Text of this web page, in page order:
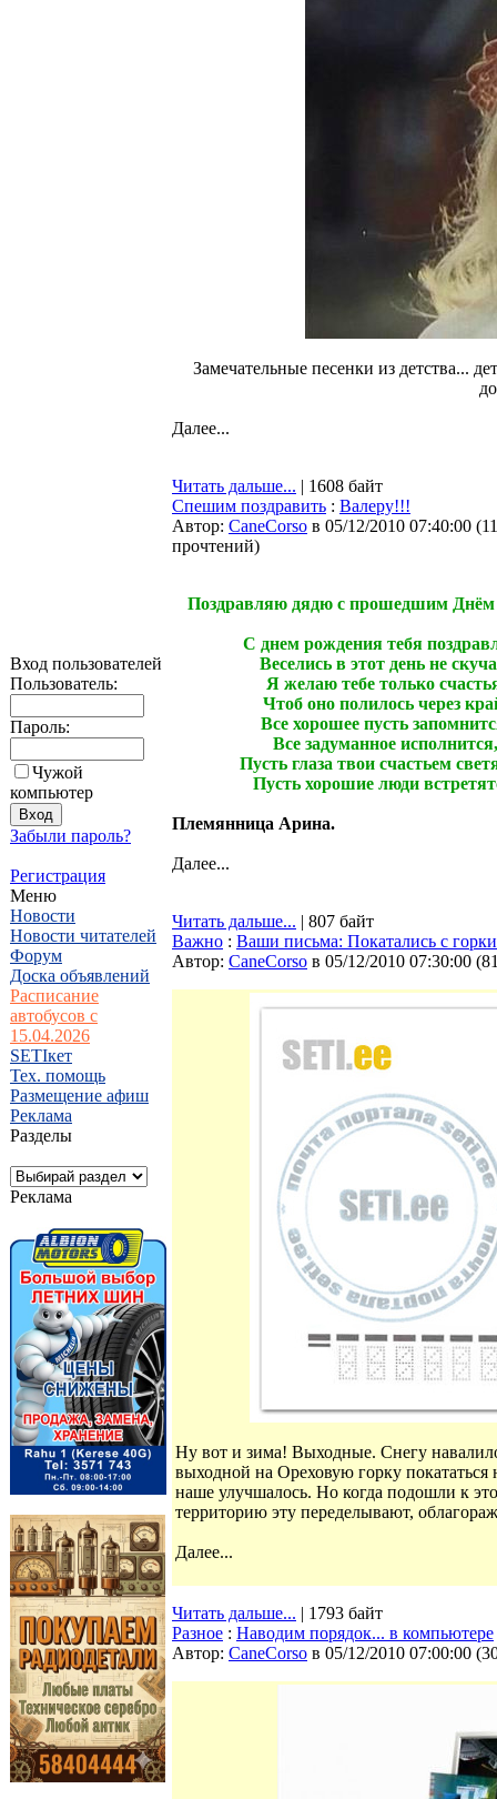
Вход пользователей
Пользователь:
Пароль:
Чужой
компьютер
Забыли пароль?
Регистрация
Меню
Новости
Новости читателей
Форум
Доска объявлений
Расписание
автобусов с
15.04.2026
SETIкет
Тех. помощь
Размещение афиш
Реклама
Разделы
Реклама
Замечательные песенки из детства...
Далее...
Читать дальше... | 1608 байт
Спешим поздравить : Валеру!!!
Автор: CaneCorso в 05/12/2010 07:40:00 (
прочтений)
Поздравляю дядю с прошедшим
С днем рождения тебя
Веселись в этот день не
Я желаю тебе только
Чтоб оно полилось через
Все хорошее пусть
Все задуманное исполнится,
Пусть глаза твои счастьем
Пусть хорошие люди
Племянница Арина.
Далее...
Читать дальше... | 807 байт
Важно : Ваши письма: Покатались с горки
Автор: CaneCorso в 05/12/2010 07:30:00 (
Ну вот и зима! Выходные. Снегу
выходной на Ореховую горку покататься
наше улучшалось. Но когда подошли к
территорию эту переделывают,
Далее...
Читать дальше... | 1793 байт
Разное : Наводим порядок... в компьютере
Автор: CaneCorso в 05/12/2010 07:00:00 (